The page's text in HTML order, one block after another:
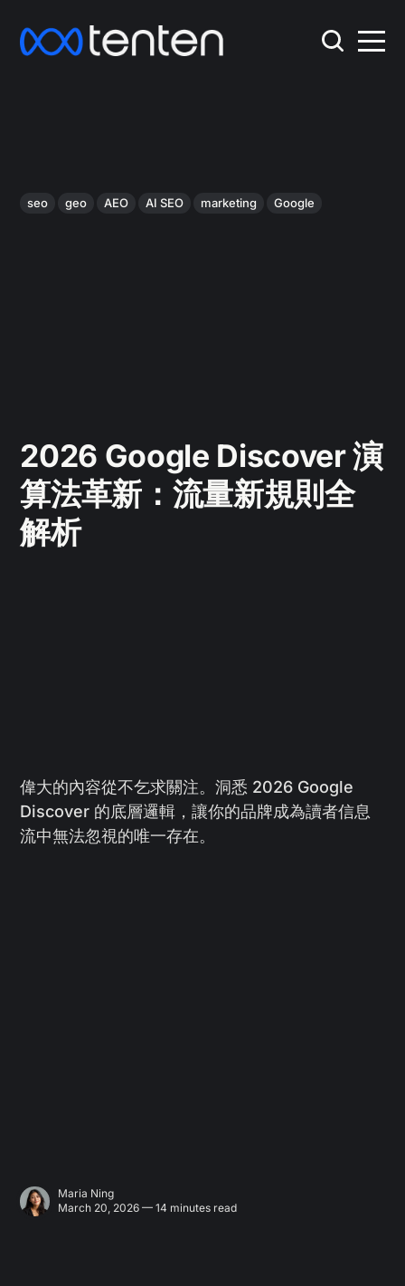
seo geo AEO AI SEO marketing Google
2026 Google Discover 演
算法革新：流量新規則全
解析
偉大的內容從不乞求關注。洞悉 2026 Google
Discover 的底層邏輯，讓你的品牌成為讀者信息
流中無法忽視的唯一存在。
Maria Ning
March 20, 2026 — 14 minutes read